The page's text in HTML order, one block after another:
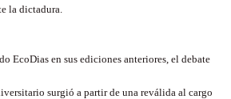
la dictadura.
EcoDias en sus ediciones anteriores, el debate
surgió a partir de una reválida al cargo